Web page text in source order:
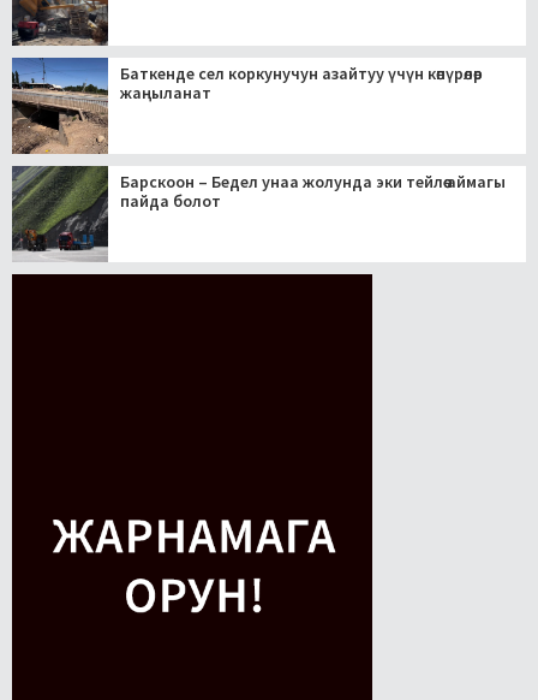
Баткенде сел коркунучун азайтуу үчүн көпүрөлөр
жаңыланат
Барскоон – Бедел унаа жолунда эки тейлөө аймагы
пайда болот